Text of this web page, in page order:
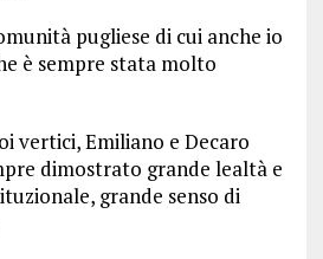
pugliese di cui anche io
è sempre stata molto
vertici, Emiliano e Decaro
dimostrato grande lealtà e
grande senso di